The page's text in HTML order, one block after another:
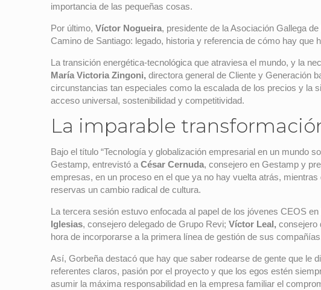
importancia de las pequeñas cosas.
Por último, Víctor Nogueira, presidente de la Asociación Gallega
Camino de Santiago: legado, historia y referencia de cómo hay que
La transición energética-tecnológica que atraviesa el mundo, y la
María Victoria Zingoni, directora general de Cliente y Generación
circunstancias tan especiales como la escalada de los precios y la
acceso universal, sostenibilidad y competitividad.
La imparable
Bajo el título “Tecnología y globalización empresarial en un mundo
Gestamp, entrevistó a César Cernuda, consejero en Gestamp y
empresas, en un proceso en el que ya no hay vuelta atrás,
reservas un cambio radical de cultura.
La tercera sesión estuvo enfocada al papel de los jóvenes CEOS
Iglesias, consejero delegado de Grupo Revi; Víctor Leal, consejero
hora de incorporarse a la primera línea de gestión de sus
Así, Gorbeña destacó que hay que saber rodearse de gente que le
referentes claros, pasión por el proyecto y que los egos estén
asumir la máxima responsabilidad en la empresa familiar el